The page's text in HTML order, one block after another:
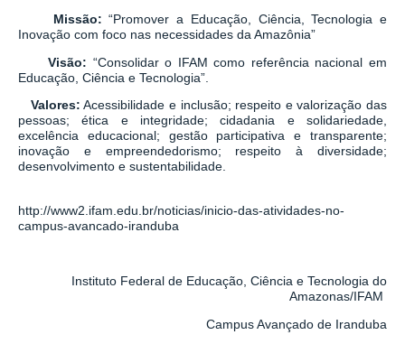
Missão: “Promover a Educação, Ciência, Tecnologia e
Inovação com foco nas necessidades da Amazônia”
Visão: “Consolidar o IFAM como referência nacional em
Educação, Ciência e Tecnologia”.
Valores: Acessibilidade e inclusão; respeito e valorização das
pessoas; ética e integridade; cidadania e solidariedade,
excelência educacional; gestão participativa e transparente;
inovação e empreendedorismo; respeito à diversidade;
desenvolvimento e sustentabilidade.
http://www2.ifam.edu.br/noticias/inicio-das-atividades-no-
campus-avancado-iranduba
Instituto Federal de Educação, Ciência e Tecnologia do
Amazonas/IFAM
Campus Avançado de Iranduba